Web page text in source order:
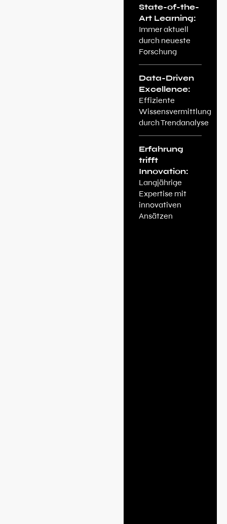
State-of-the-
Art Learning:
Immer aktuell
durch neueste
Forschung
Data-Driven
Excellence:
Effiziente
Wissensvermittlung
durch Trendanalyse
Erfahrung
trifft
Innovation:
Langjährige
Expertise mit
innovativen
Ansätzen